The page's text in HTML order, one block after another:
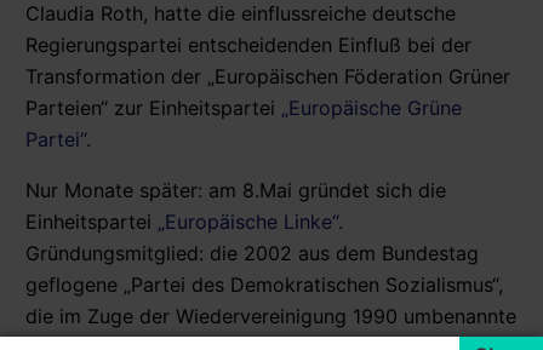
Claudia Roth, hatte die einflussreiche deutsche
Regierungspartei entscheidenden Einfluß bei der
Transformation der „Europäischen Föderation Grüner
Parteien“ zur Einheitspartei „Europäische Grüne
Partei“.
Nur Monate später: am 8.Mai gründet sich die
Einheitspartei „Europäische Linke“.
Gründungsmitglied: die 2002 aus dem Bundestag
geflogene „Partei des Demokratischen Sozialismus“,
die im Zuge der Wiedervereinigung 1990 umbenannte